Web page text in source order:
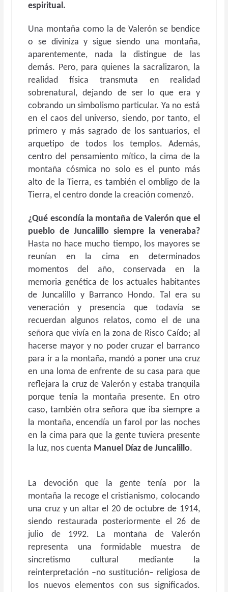
espiritual.
Una montaña como la de Valerón se bendice
o se diviniza y sigue siendo una montaña,
aparentemente, nada la distingue de las
demás. Pero, para quienes la sacralizaron, la
realidad física transmuta en realidad
sobrenatural, dejando de ser lo que era y
cobrando un simbolismo particular. Ya no está
en el caos del universo, siendo, por tanto, el
primero y más sagrado de los santuarios, el
arquetipo de todos los templos. Además,
centro del pensamiento mítico, la cima de la
montaña cósmica no solo es el punto más
alto de la Tierra, es también el ombligo de la
Tierra, el centro donde la creación comenzó.
¿Qué escondía la montaña de Valerón que el
pueblo de Juncalillo siempre la veneraba?
Hasta no hace mucho tiempo, los mayores se
reunían en la cima en determinados
momentos del año, conservada en la
memoria genética de los actuales habitantes
de Juncalillo y Barranco Hondo. Tal era su
veneración y presencia que todavía se
recuerdan algunos relatos, como el de una
señora que vivía en la zona de Risco Caído; al
hacerse mayor y no poder cruzar el barranco
para ir a la montaña, mandó a poner una cruz
en una loma de enfrente de su casa para que
reflejara la cruz de Valerón y estaba tranquila
porque tenía la montaña presente. En otro
caso, también otra señora que iba siempre a
la montaña, encendía un farol por las noches
en la cima para que la gente tuviera presente
la luz, nos cuenta Manuel Díaz de Juncalillo.
La devoción que la gente tenía por la
montaña la recoge el cristianismo, colocando
una cruz y un altar el 20 de octubre de 1914,
siendo restaurada posteriormente el 26 de
julio de 1992. La montaña de Valerón
representa una formidable muestra de
sincretismo cultural mediante la
reinterpretación –no sustitución– religiosa de
los nuevos elementos con sus significados.